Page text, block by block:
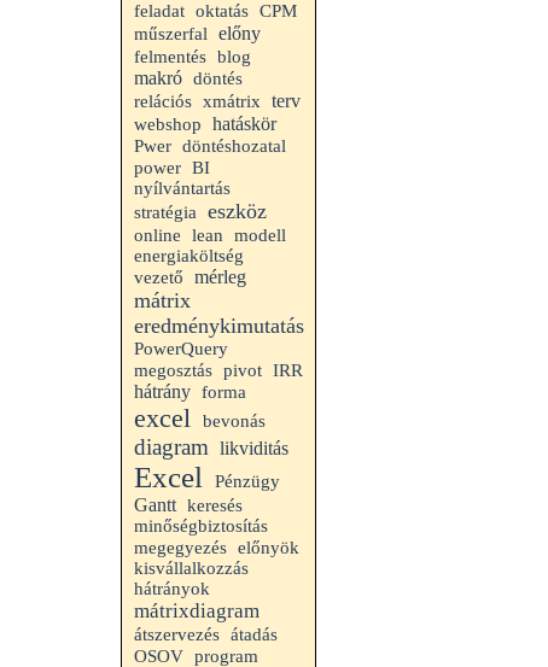
feladat oktatás CPM
műszerfal
előny
felmentés blog
makró döntés
relációs xmátrix terv
webshop hatáskör
Pwer döntéshozatal
power BI
nyílvántartás
stratégia
eszköz
online lean
modell
energiaköltség
vezető
mérleg
mátrix
eredménykimutatás
PowerQuery
megosztás pivot IRR
hátrány forma
excel bevonás
diagram likviditás
Excel Pénzügy
Gantt keresés
minőségbiztosítás
megegyezés előnyök
kisvállalkozzás
hátrányok
mátrixdiagram
átszervezés átadás
OSOV program